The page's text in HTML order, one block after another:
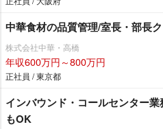
中華食材の品質管理/室長・部長
株式会社中華・高橋
年収600万円～800万円
正社員 / 東京都
インバウンド・コールセンター
もOK